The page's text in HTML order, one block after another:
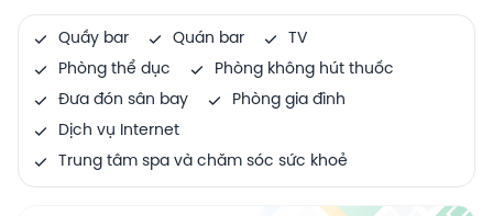
Quầy bar Quán bar
TV
Phòng thể dục
Phòng không hút thuốc
Đưa đón sân bay
Phòng gia đình
Dịch vụ Internet
Trung tâm spa và chăm sóc sức khoẻ